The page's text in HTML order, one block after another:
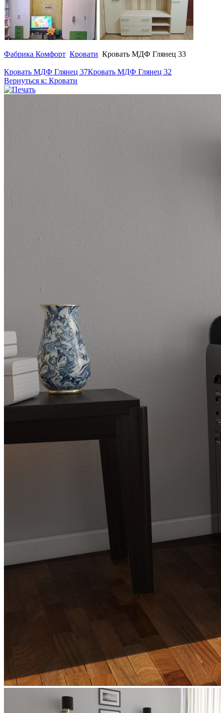
Фабрика Комфорт Кровати Кровать МДФ Глянец 33
Кровать МДФ Глянец 37Кровать МДФ Глянец 32
Вернуться к: Кровати